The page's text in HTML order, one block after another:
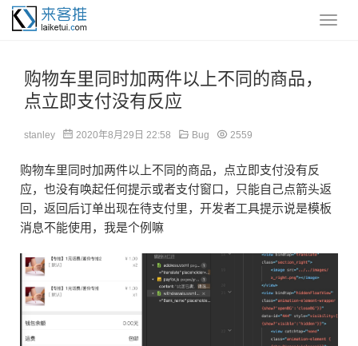
购物车里同时加两件以上不同的商品，
点立即支付没有反应
stanley 2020年8月29日 22:58 Bug 2559
购物车里同时加两件以上不同的商品，点立即支付没有反
应，也没有唤起任何提示或者支付窗口，只能自己点箭头返
回，返回后订单出现在待支付里，开发者工具提示说是模板
消息不能使用，我是个例嘛